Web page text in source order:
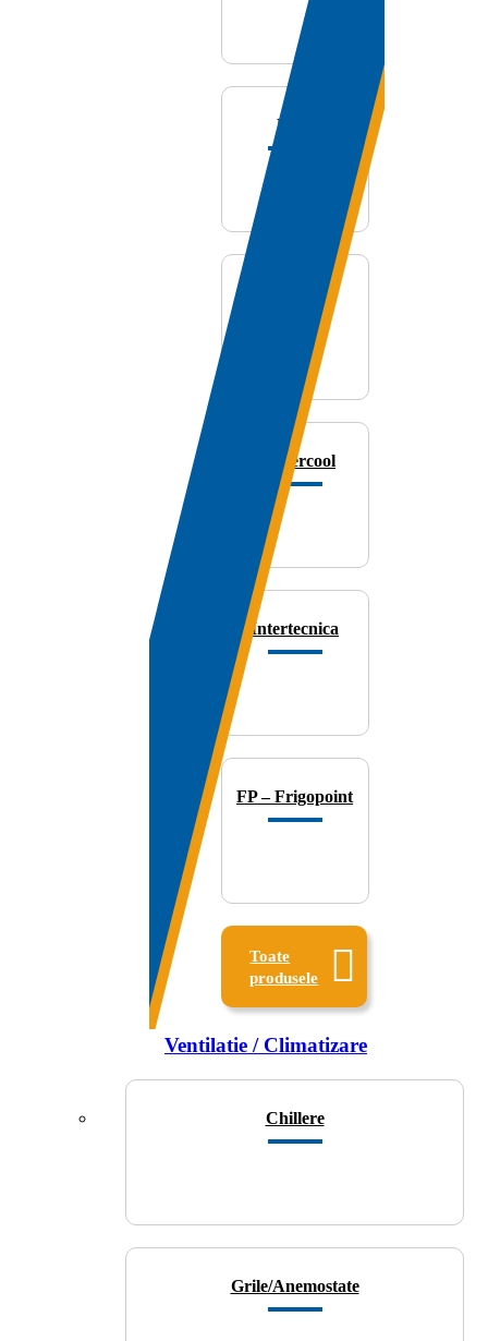
Biral
Fieldpiece
Mastercool
Intertecnica
FP – Frigopoint
Toate
produsele
Ventilatie / Climatizare
Chillere
Grile/Anemostate